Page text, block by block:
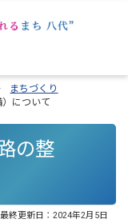
まちづくり
について
の整
最終更新日： 2024年2月5日